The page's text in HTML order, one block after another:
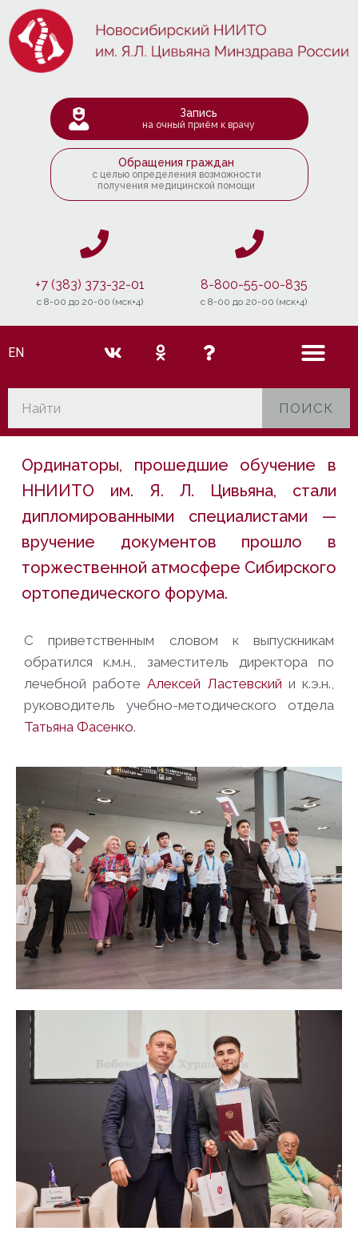
Запись
на очный приём к врачу
Обращения граждан
с целью определения возможности
получения медицинской помощи
+7 (383) 373-32-01
c 8-00 до 20-00 (мск+4)
8-800-55-00-835
c 8-00 до 20-00 (мск+4)
EN
ПОИСК
Ординаторы, прошедшие обучение в
ННИИТО им. Я. Л. Цивьяна, стали
дипломированными специалистами —
вручение документов прошло в
торжественной атмосфере Сибирского
ортопедического форума.
С приветственным словом к выпускникам
обратился к.м.н., заместитель директора по
лечебной работе Алексей Ластевский и к.э.н.,
руководитель учебно-методического отдела
Татьяна Фасенко.